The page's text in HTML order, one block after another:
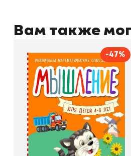
Вам также
-47%
Мышление
Автор
Светлана Шкляревская
Издательство
Эксмодетство